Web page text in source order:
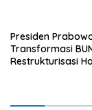
Presiden
Transformasi
Restrukturisasi